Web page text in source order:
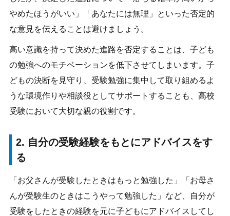
やめたほうがいい」「あなたには無理」といった否定的
な意見を伝えることは避けましょう。
高い意識を持って決めた進路を否定することは、子ども
の勉強へのモチベーションを低下させてしまいます。子
どもの決断を見守り、受験勉強に集中して取り組めるよ
うな環境作りや相談役としてサポートすることも、高校
受験において大切な親の役割です。
2. 自分の受験経験をもとにアドバイスをす
る
「お父さんが受験したときはもっと勉強した」「お母さ
んが受験生のときはこうやって勉強した」など、自分が
受験をしたときの経験を元に子どもにアドバイスしてし